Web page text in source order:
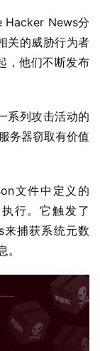
Hacker News分
关的威胁行为者
，他们不断发布
系列攻击活动的
务器窃取有价值
文件中定义的
行。它触发了
捕获系统元数